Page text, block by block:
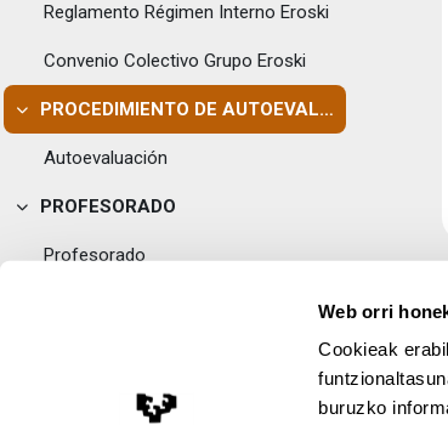
Web orri
Cookieak
buruzko
Reglamento Régimen Interno Eroski
Convenio Colectivo Grupo Eroski
Tolestu
PROCEDIMIENTO DE AUTOEVALUACIÓN
Autoevaluación
Tolestu
PROFESORADO
Profesorado
Lege